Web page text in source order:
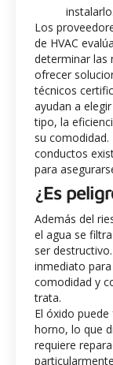
instalarlo.
Los
de HVAC
determinar las
ofrecer
técnicos
ayudan a
tipo, la
su comodidad.
conductos
para
¿Es
Además del
el agua se
ser
inmediato
comodidad y
trata.
El óxido
horno, lo que
requiere